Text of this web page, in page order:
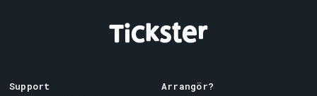
Support
Arrangör?